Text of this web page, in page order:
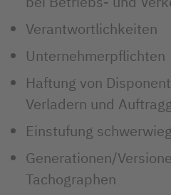
Verantwortlichkeiten
Unternehmerpflichten
Haftung von
Verladern und
Einstufung
Generationen/
Tachographen